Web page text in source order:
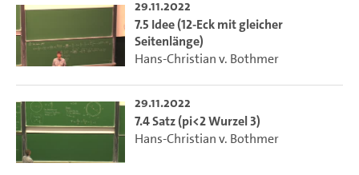
29.11.2022
7.5 Idee (12-Eck mit gleicher
Seitenlänge)
Hans-Christian v. Bothmer
29.11.2022
7.4 Satz (pi<2 Wurzel 3)
Hans-Christian v. Bothmer